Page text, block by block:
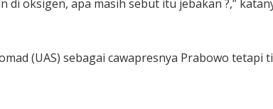
oksigen, apa masih sebut itu jebakan ?,”
(UAS) sebagai cawapresnya Prabowo